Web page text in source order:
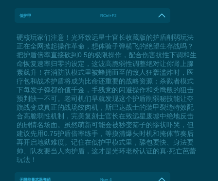
低护甲 RCtrl+F2
硬核玩家们注意！光环致远星士官长收藏版的护盾削弱玩法
正在全网掀起操作革命，想体验子弹横飞的绝望生存战吗？
把护盾倍率直接砍到0.5的极限操作，配合伤害抗性下调和生
命恢复速率归零的设定，这波高脆弱性调整绝对让你肾上腺
素飙升！在消防队模式里被蜂拥而至的敌人狂轰滥炸时，医
疗包和战术护盾将成为比命还重要的战略资源；杀戮者模式
下每发子弹都价值千金，手残党的闪避操作和秃鹰般的狙击
预判缺一不可。老司机们早就发现这个护盾削弱秘技能让夺
旗战变成真正的战场绞肉机，斯巴达战士的装甲裂缝特效配
合高脆弱性机制，完美复刻士官长在致远星废墟中绝地反击
的剧情名场面。虽然萌新可能会被秒变筛子的惨状吓哭，但
建议先用0.75护盾倍率练手，等摸清爆头时机和掩体节奏后
再开启地狱难度。记住在低护甲模式里，舔包要快、身法要
帅、队友要当人肉护盾，这才是光环老粉认证的真·死亡芭蕾
玩法！
无限能量武器弹药 Num 4